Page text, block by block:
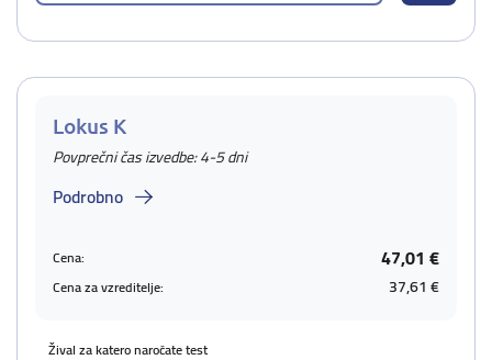
Lokus K
Povprečni čas izvedbe: 4-5 dni
Podrobno
Cena: 47,01 €
Cena za vzreditelje: 37,61 €
Žival za katero naročate test